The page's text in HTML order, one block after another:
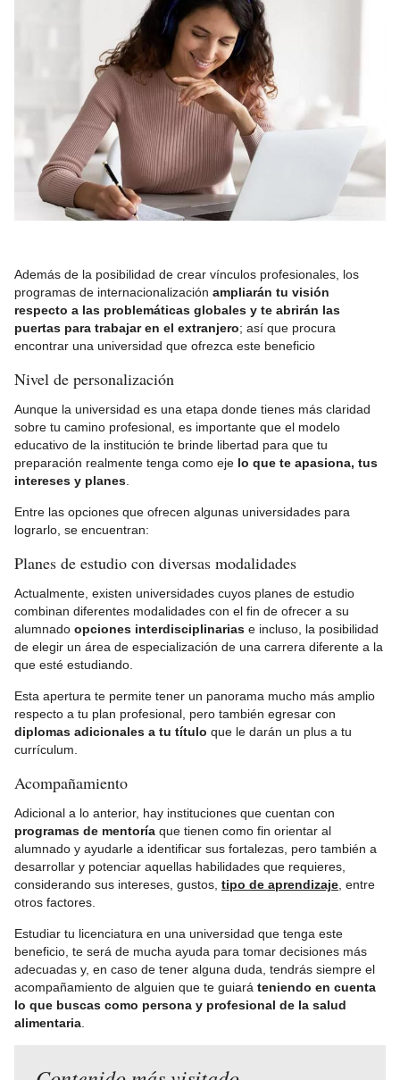
Además de la posibilidad de crear vínculos profesionales, los
programas de internacionalización ampliarán tu visión
respecto a las problemáticas globales y te abrirán las
puertas para trabajar en el extranjero; así que procura
encontrar una universidad que ofrezca este beneficio
Nivel de personalización
Aunque la universidad es una etapa donde tienes más claridad
sobre tu camino profesional, es importante que el modelo
educativo de la institución te brinde libertad para que tu
preparación realmente tenga como eje lo que te apasiona, tus
intereses y planes
Entre las opciones que ofrecen algunas universidades para
lograrlo, se encuentran:
Planes de estudio con diversas modalidades
Actualmente, existen universidades cuyos planes de estudio
combinan diferentes modalidades con el fin de ofrecer a su
alumnado opciones interdisciplinarias e incluso, la posibilidad
de elegir un área de especialización de una carrera diferente a la
que esté estudiando.
Esta apertura te permite tener un panorama mucho más amplio
respecto a tu plan profesional, pero también egresar con
diplomas adicionales a tu título que le darán un plus a tu
currículum.
Acompañamiento
Adicional a lo anterior, hay instituciones que cuentan con
programas de mentoría que tienen como fin orientar al
alumnado y ayudarle a identificar sus fortalezas, pero también a
desarrollar y potenciar aquellas habilidades que requieres,
considerando sus intereses, gustos, tipo de aprendizaje , entre
otros factores.
Estudiar tu licenciatura en una universidad que tenga este
beneficio, te será de mucha ayuda para tomar decisiones más
adecuadas y, en caso de tener alguna duda, tendrás siempre el
acompañamiento de alguien que te guiará teniendo en cuenta
lo que buscas como persona y profesional de la salud
alimentaria